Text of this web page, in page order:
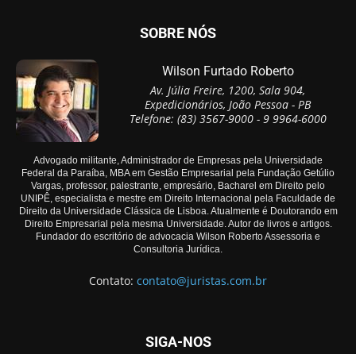
SOBRE NÓS
Wilson Furtado Roberto
Av. Júlia Freire, 1200, Sala 904,
Expedicionários, João Pessoa - PB
Telefone: (83) 3567-9000 - 9 9964-6000
Advogado militante, Administrador de Empresas pela Universidade
Federal da Paraíba, MBA em Gestão Empresarial pela Fundação Getúlio
Vargas, professor, palestrante, empresário, Bacharel em Direito pelo
UNIPÊ, especialista e mestre em Direito Internacional pela Faculdade de
Direito da Universidade Clássica de Lisboa. Atualmente é Doutorando em
Direito Empresarial pela mesma Universidade. Autor de livros e artigos.
Fundador do escritório de advocacia Wilson Roberto Assessoria e
Consultoria Jurídica.
Contato: contato@juristas.com.br
SIGA-NOS